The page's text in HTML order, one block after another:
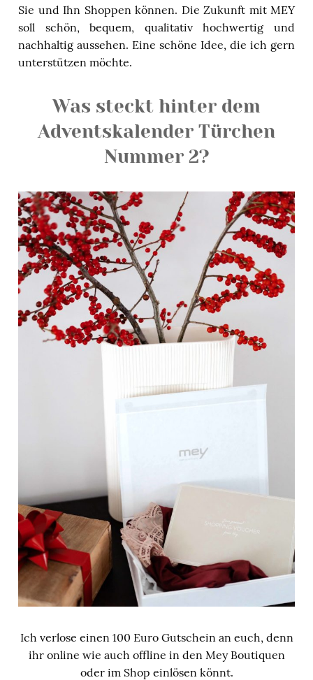
Sie und Ihn Shoppen können. Die Zukunft mit MEY
soll schön, bequem, qualitativ hochwertig und
nachhaltig aussehen. Eine schöne Idee, die ich gern
unterstützen möchte.
Was steckt hinter dem
Adventskalender Türchen
Nummer 2?
Ich verlose einen 100 Euro Gutschein an euch, denn
ihr online wie auch offline in den Mey Boutiquen
oder im Shop einlösen könnt.